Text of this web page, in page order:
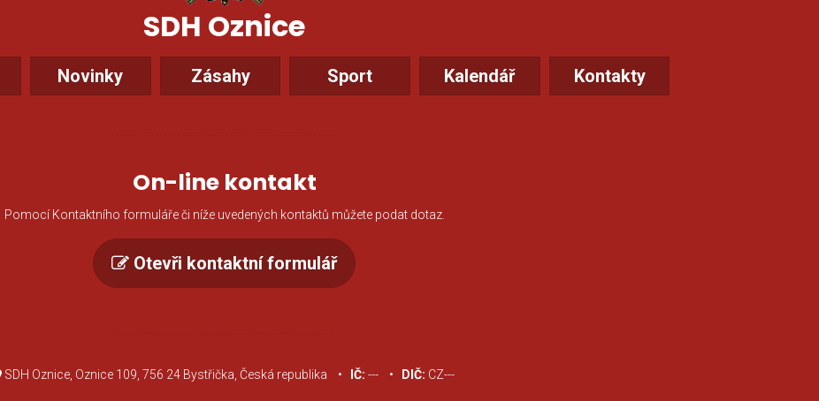
SDH Oznice
Novinky Zásahy Sport Kalendář Kontakty
On-line kontakt
Pomocí Kontaktního formuláře či níže uvedených kontaktů můžete podat dotaz.
Otevři kontaktní formulář
SDH Oznice, Oznice 109, 756 24 Bystřička, Česká republika • IČ: --- • DIČ: CZ---